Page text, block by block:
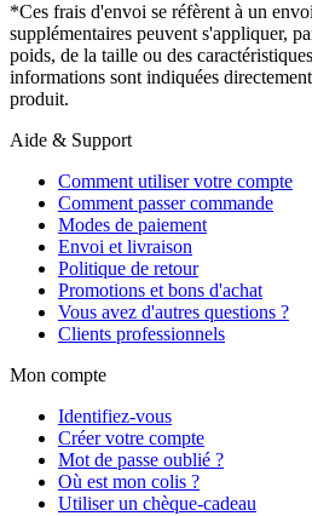
*Ces frais d'envoi se réfèrent à un
supplémentaires peuvent s'appliquer,
poids, de la taille ou des
informations sont indiquées
produit.
Aide & Support
Comment utiliser votre compte
Comment passer commande
Modes de paiement
Envoi et livraison
Politique de retour
Promotions et bons d'achat
Vous avez d'autres questions ?
Clients professionnels
Mon compte
Identifiez-vous
Créer votre compte
Mot de passe oublié ?
Où est mon colis ?
Utiliser un chèque-cadeau